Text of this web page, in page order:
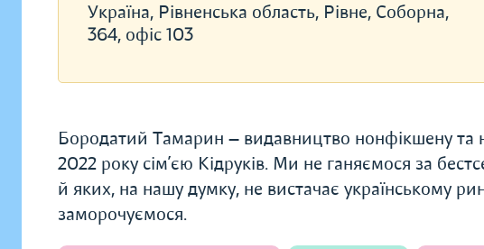
Україна, Рівненська область, Рівне, Соборна,
364, офіс 103
Бородатий Тамарин — видавництво нонфікшену та
2022 року сім’єю Кідруків. Ми не ганяємося за
й яких, на нашу думку, не вистачає українському
заморочуємося.